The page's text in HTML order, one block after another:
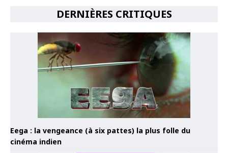
DERNIÈRES CRITIQUES
Eega : la vengeance (à six pattes) la plus folle du
cinéma indien